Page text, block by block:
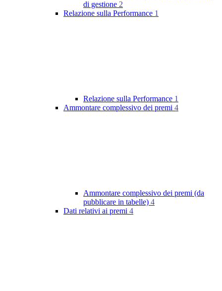
di gestione 2
Relazione sulla Performance 1
Relazione sulla Performance 1
Ammontare complessivo dei premi 4
Ammontare complessivo dei premi (da
pubblicare in tabelle) 4
Dati relativi ai premi 4